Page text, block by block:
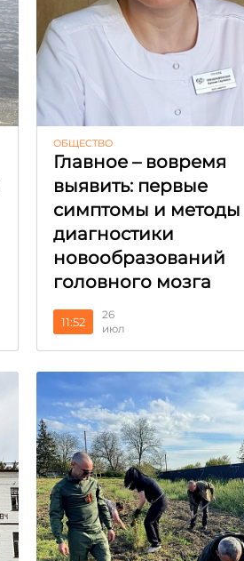
ОБЩЕСТВО
Главное – вовремя
выявить: первые
симптомы и методы
диагностики
новообразований
головного мозга
11:52
26
июл